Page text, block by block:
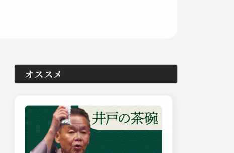
オススメ